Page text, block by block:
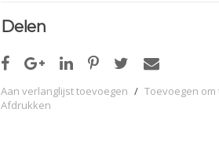
Delen
Aan verlanglijst toevoegen / Toevoegen
Afdrukken